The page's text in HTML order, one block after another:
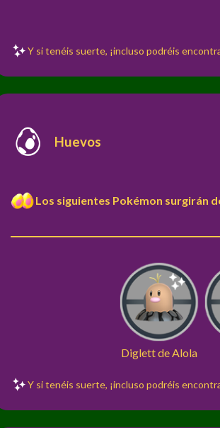
Y si tenéis suerte, ¡incluso podréis
Huevos
Los siguientes Pokémon surgirán
Diglett de Alola
Y si tenéis suerte, ¡incluso podréis